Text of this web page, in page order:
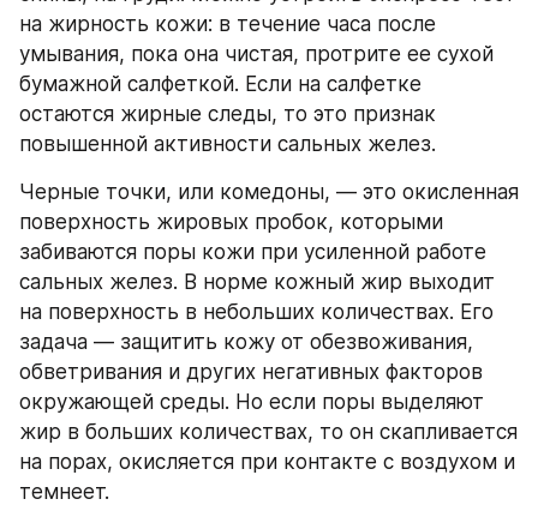
на жирность кожи: в течение часа после
умывания, пока она чистая, протрите ее сухой
бумажной салфеткой. Если на салфетке
остаются жирные следы, то это признак
повышенной активности сальных желез.
Черные точки, или комедоны, — это окисленная
поверхность жировых пробок, которыми
забиваются поры кожи при усиленной работе
сальных желез. В норме кожный жир выходит
на поверхность в небольших количествах. Его
задача — защитить кожу от обезвоживания,
обветривания и других негативных факторов
окружающей среды. Но если поры выделяют
жир в больших количествах, то он скапливается
на порах, окисляется при контакте с воздухом и
темнеет.